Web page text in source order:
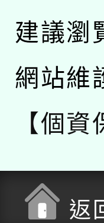
建議瀏
網站維
【個資
返